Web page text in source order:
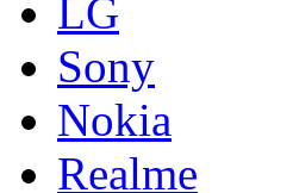
LG
Sony
Nokia
Realme